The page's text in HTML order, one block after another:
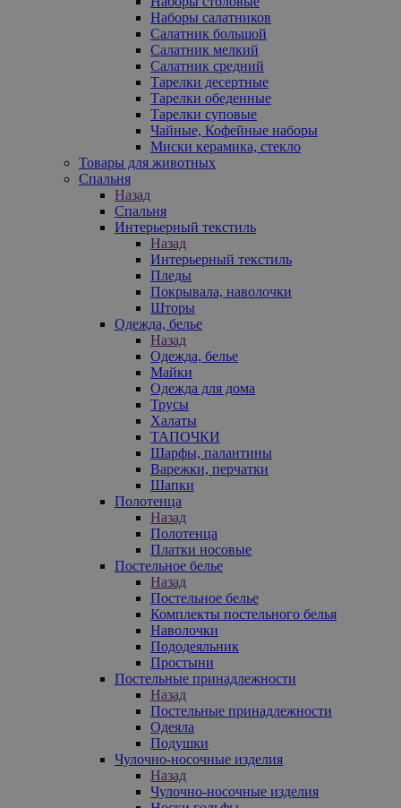
Наборы салатников
Салатник большой
Салатник мелкий
Салатник средний
Тарелки десертные
Тарелки обеденные
Тарелки суповые
Чайные, Кофейные наборы
Миски керамика, стекло
Товары для животных
Спальня
Назад
Спальня
Интерьерный текстиль
Назад
Интерьерный текстиль
Пледы
Покрывала, наволочки
Шторы
Одежда, белье
Назад
Одежда, белье
Майки
Одежда для дома
Трусы
Халаты
ТАПОЧКИ
Шарфы, палантины
Варежки, перчатки
Шапки
Полотенца
Назад
Полотенца
Платки носовые
Постельное белье
Назад
Постельное белье
Комплекты постельного белья
Наволочки
Пододеяльник
Простыни
Постельные принадлежности
Назад
Постельные принадлежности
Одеяла
Подушки
Чулочно-носочные изделия
Назад
Чулочно-носочные изделия